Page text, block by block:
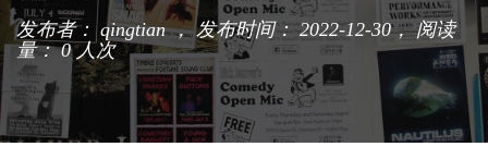
发布者： qingtian ， 发布时间： 2022-12-30，阅读
量： 0人次